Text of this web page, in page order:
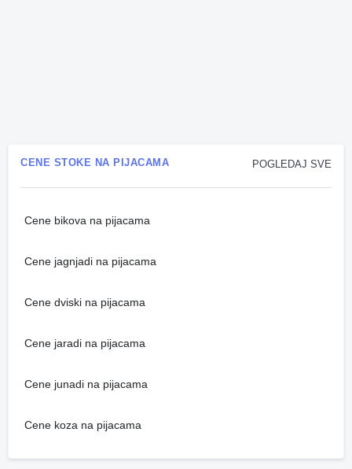
POGLEDAJ SVE
CENE STOKE NA PIJACAMA
Cene bikova na pijacama
Cene jagnjadi na pijacama
Cene dviski na pijacama
Cene jaradi na pijacama
Cene junadi na pijacama
Cene koza na pijacama